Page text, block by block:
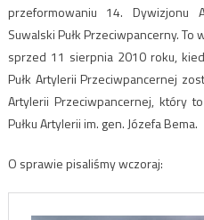
przeformowaniu 14. Dywizjonu
Suwalski Pułk Przeciwpancerny.
sprzed 11 sierpnia 2010 roku,
Pułk Artylerii Przeciwpancernej
Artylerii Przeciwpancernej, który
Pułku Artylerii im. gen. Józefa Bema.
O sprawie pisaliśmy wczoraj: